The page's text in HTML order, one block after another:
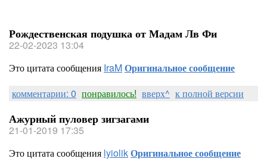
Рождественская подушка от Мадам Лв Фи
22-02-2023 13:04
Это цитата сообщения IraMОригинальное сообщение
комментарии: 0 понравилось! вверх^ к полной версии
Ажурный пуловер зигзагами
21-01-2019 17:35
Это цитата сообщения lyiolikОригинальное сообщение